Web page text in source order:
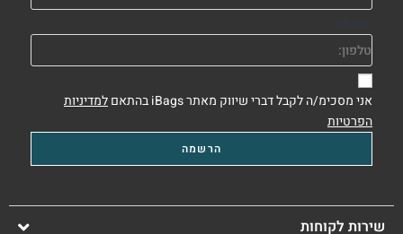
אני מסכימ/ה לקבל דברי שיווק מאתר iBags בהתאם
למדיניות
הפרטיות
שירות לקוחות